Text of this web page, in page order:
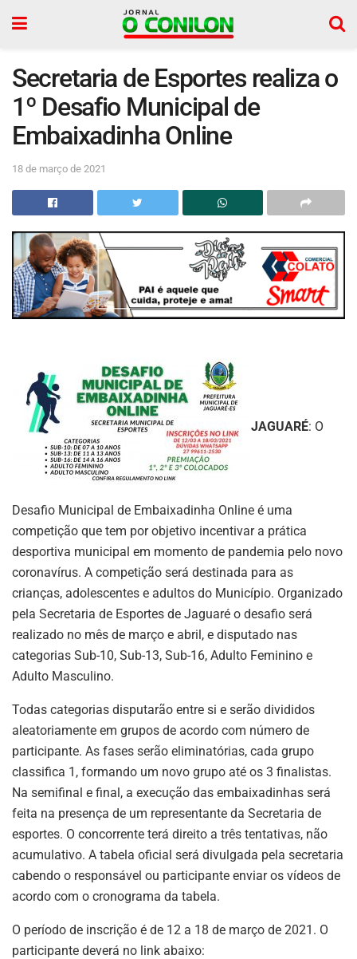
Secretaria de Esportes realiza o
1º Desafio Municipal de
Embaixadinha Online
18 de março de 2021
JAGUARÉ: O
Desafio Municipal de Embaixadinha Online é uma
competição que tem por objetivo incentivar a prática
desportiva municipal em momento de pandemia pelo novo
coronavírus. A competição será destinada para as
crianças, adolescentes e adultos do Município. Organizado
pela Secretaria de Esportes de Jaguaré o desafio será
realizado no mês de março e abril, e disputado nas
categorias Sub-10, Sub-13, Sub-16, Adulto Feminino e
Adulto Masculino.
Todas categorias disputarão entre si e serão divididos
aleatoriamente em grupos de acordo com número de
participante. As fases serão eliminatórias, cada grupo
classifica 1, formando um novo grupo até os 3 finalistas.
Na semifinal e final, a execução das embaixadinhas será
feita na presença de um representante da Secretaria de
esportes. O concorrente terá direito a três tentativas, não
acumulativo. A tabela oficial será divulgada pela secretaria
cabendo o responsável ou participante enviar os vídeos de
acordo com o cronograma da tabela.
O período de inscrição é de 12 a 18 de março de 2021. O
participante deverá no link abaixo: